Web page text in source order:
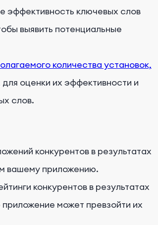
эффективность ключевых слов
выявить потенциальные
количества установок,
оценки их эффективности и
слов.
конкурентов в результатах
вашему приложению.
конкурентов в результатах
может превзойти их